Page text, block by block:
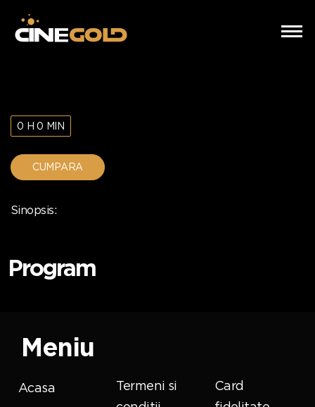
0 H 0 MIN
CUMPARA
Sinopsis:
Program
Meniu
Acasa
Termeni si
Card